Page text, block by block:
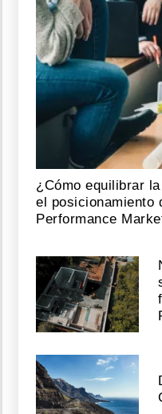
¿Cómo equilibrar
el posicionamiento
Performance